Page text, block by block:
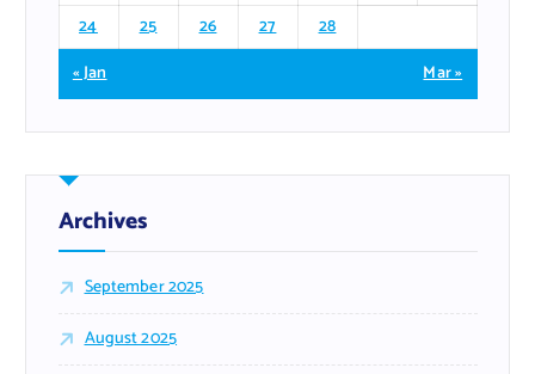
24
25 26 27
28
« Jan
Mar »
Archives
September 2025
August 2025